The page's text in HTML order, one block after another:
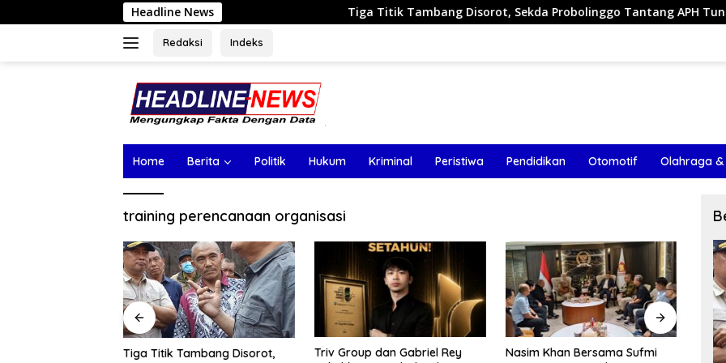
ke
Headline News Tiga Titik Tambang Disorot, Sekda Probolinggo Tantang APH Tuntaskan Dugaan
Redaksi Indeks
Home Berita Politik Hukum Kriminal Peristiwa Pendidikan Otomotif Olahraga
training perencanaan organisasi
Triv Group dan Gabriel Rey
Nasim Khan Bersama Sufmi
Fasilitasi HM Nasim Khan